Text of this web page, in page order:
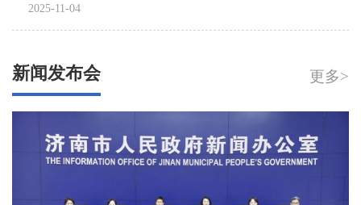
2025-11-04
新闻发布会 更多>